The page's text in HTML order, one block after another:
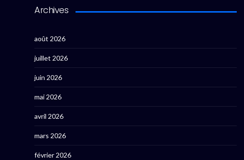
Archives
août 2026
juillet 2026
juin 2026
mai 2026
avril 2026
mars 2026
février 2026